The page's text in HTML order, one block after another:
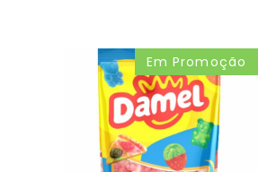
Em Promoção